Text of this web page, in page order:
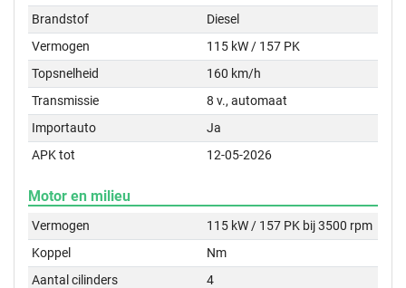
Brandstof
Diesel
Vermogen
115 kW / 157 PK
Topsnelheid
160 km/h
Transmissie
8 v., automaat
Importauto
Ja
APK tot
12-05-2026
Motor en milieu
Vermogen
115 kW / 157 PK bij 3500 rpm
Koppel
Nm
Aantal cilinders
4